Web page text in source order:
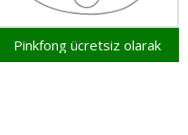
Pinkfong ücretsiz olarak